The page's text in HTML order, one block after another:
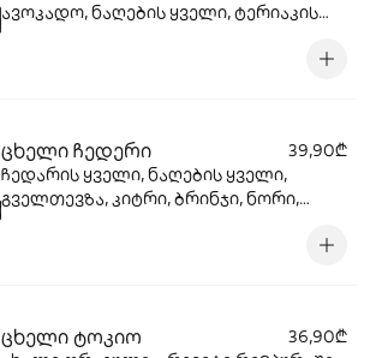
ავოკადო, ნაღების ყველი, ტერიაკის
ცხელი ჩედერი
39,90₾
ჩედარის ყველი, ნაღების ყველი,
გველთევზა, კიტრი, ბრინჯი, ნორი,
ცხელი ტოკიო
36,90₾